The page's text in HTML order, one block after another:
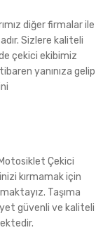
diğer firmalar ile
Sizlere kaliteli
çekici ekibimiz
yanınıza gelip
Çekici
kırmamak için
Taşıma
güvenli ve kaliteli